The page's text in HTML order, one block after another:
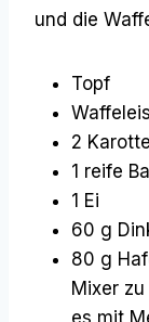
und die
Topf
2
1 reife
1 Ei
60 g
80 g
Mixer
es mit